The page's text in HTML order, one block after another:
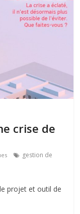
crise de
gestion de
projet et outil de